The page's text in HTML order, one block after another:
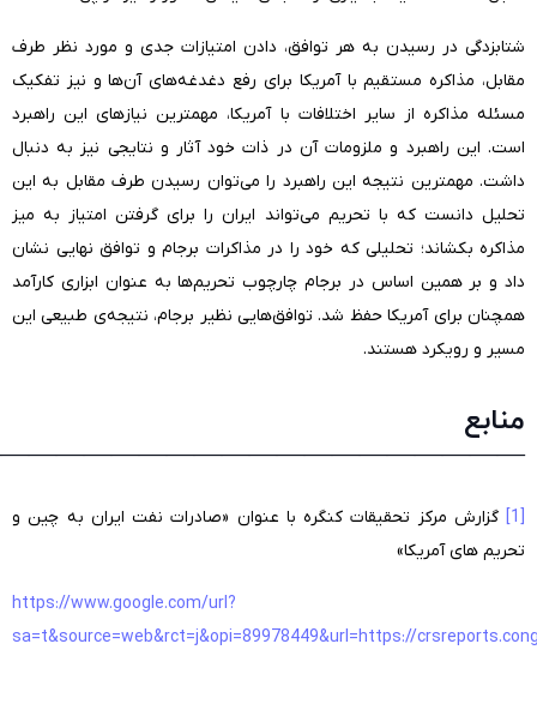
شتابزدگی در رسیدن به هر توافق، دادن امتیازات جدی و مورد نظر طرف
مقابل، مذاکره مستقیم با آمریکا برای رفع دغدغه‌های آن‌ها و نیز تفکیک
مسئله مذاکره از سایر اختلافات با آمریکا، مهمترین نیازهای این راهبرد
است. این راهبرد و ملزومات آن در ذات خود آثار و نتایجی نیز به دنبال
داشت. مهمترین نتیجه این راهبرد را می‌توان رسیدن طرف مقابل به این
تحلیل دانست که با تحریم می‌تواند ایران را برای گرفتن امتیاز به میز
مذاکره بکشاند؛ تحلیلی که خود را در مذاکرات برجام و توافق نهایی نشان
داد و بر همین اساس در برجام چارچوب تحریم‌ها به عنوان ابزاری کارآمد
همچنان برای آمریکا حفظ شد. توافق‌هایی نظیر برجام،‌ نتیجه‌ی طبیعی این
مسیر و رویکرد هستند.
منابع
[1]
گزارش مرکز تحقیقات کنگره با عنوان «صادرات نفت ایران به چین و
تحریم های آمریکا»
https://www.google.com/url?
sa=t&source=web&rct=j&opi=89978449&url=https://